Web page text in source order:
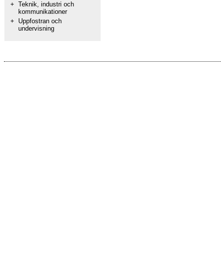
+ Teknik, industri och
kommunikationer
+
Uppfostran och
undervisning